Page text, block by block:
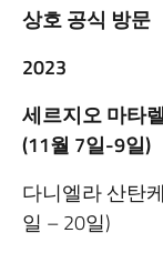
상호 공식 방문
2023
세르지오 마타
(11월 7일-9일)
다니엘라 산탄
일 – 20일)